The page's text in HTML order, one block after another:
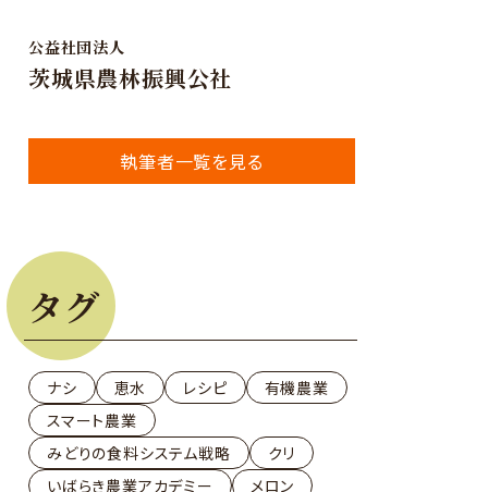
公益社団法人
茨城県農林振興公社
執筆者一覧を見る
タグ
ナシ 恵水 レシピ
有機農業
スマート農業
みどりの食料システム戦略
クリ
いばらき農業アカデミー
メロン